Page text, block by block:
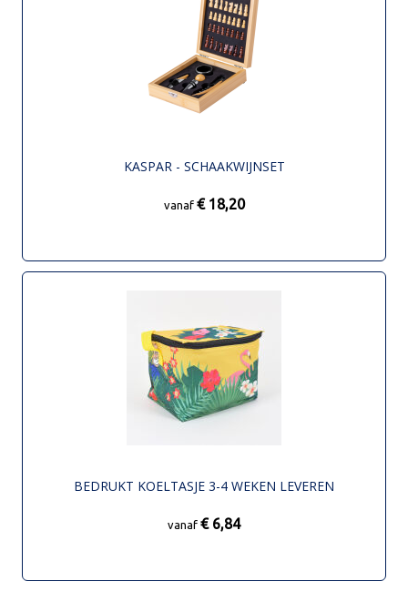
KASPAR - SCHAAKWIJNSET
vanaf € 18,20
BEDRUKT KOELTASJE 3-4 WEKEN LEVEREN
vanaf € 6,84